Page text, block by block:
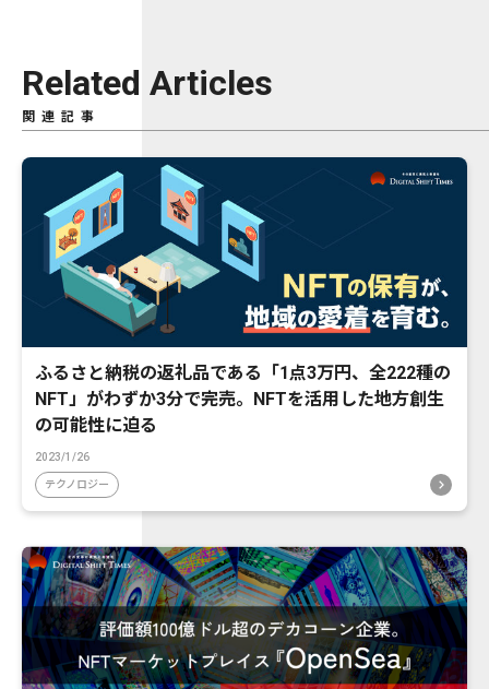
Related Articles
関連記事
ふるさと納税の返礼品である「1点3万円、全222種の
NFT」がわずか3分で完売。NFTを活用した地方創生
の可能性に迫る
2023/1/26
テクノロジー